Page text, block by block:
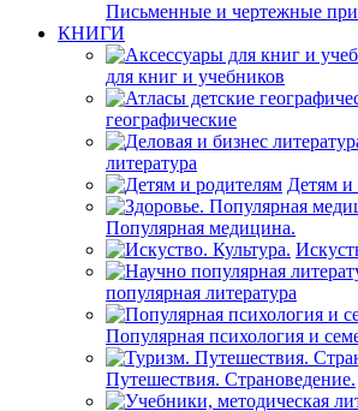
Письменные и чертежные
КНИГИ
для книг и учебников
географические
литература
Детям и
Популярная медицина.
популярная литература
Популярная психология и
Путешествия. Страноведение.